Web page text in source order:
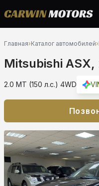
Главная›Каталог автомобилей›
Mitsubishi ASX,
2.0 MT (150 л.с.) 4WD